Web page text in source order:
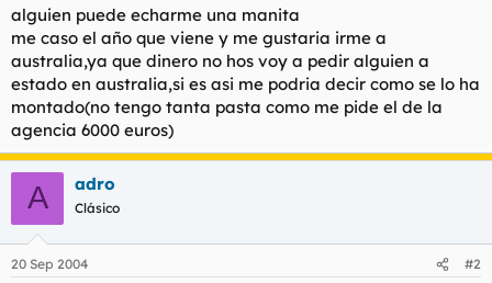
r
d
e
l
t
e
m
n
c
i
o
alguien puede echarme una manita
me caso el año que viene y me gustaria irme a
australia,ya que dinero no hos voy a pedir alguien a
estado en australia,si es asi me podria decir como se lo ha
montado(no tengo tanta pasta como me pide el de la
agencia 6000 euros)
A adro
Clásico
20 Sep 2004 #2